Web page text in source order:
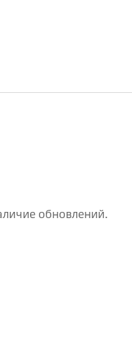
обновлений.